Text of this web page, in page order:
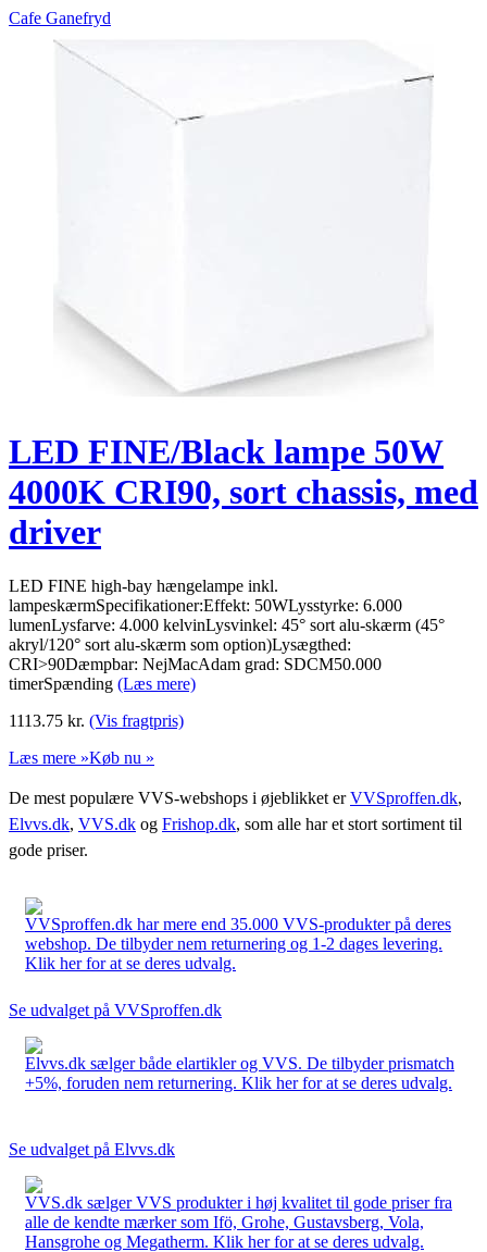
Cafe Ganefryd
LED FINE/Black lampe 50W
4000K CRI90, sort chassis, med
driver
LED FINE high-bay hængelampe inkl.
lampeskærmSpecifikationer:Effekt: 50WLysstyrke: 6.000
lumenLysfarve: 4.000 kelvinLysvinkel: 45° sort alu-skærm (45°
akryl/120° sort alu-skærm som option)Lysægthed:
CRI>90Dæmpbar: NejMacAdam grad: SDCM50.000
timerSpænding (Læs mere)
1113.75 kr. (Vis fragtpris)
Læs mere »Køb nu »
De mest populære VVS-webshops i øjeblikket erVVSproffen.dk,
Elvvs.dk, VVS.dk og Frishop.dk, som alle har et stort sortiment til
gode priser.
VVSproffen.dk har mere end 35.000 VVS-produkter på deres
webshop. De tilbyder nem returnering og 1-2 dages levering.
Klik her for at se deres udvalg.
Se udvalget på VVSproffen.dk
Elvvs.dk sælger både elartikler og VVS. De tilbyder prismatch
+5%, foruden nem returnering. Klik her for at se deres udvalg.
Se udvalget på Elvvs.dk
VVS.dk sælger VVS produkter i høj kvalitet til gode priser fra
alle de kendte mærker som Ifö, Grohe, Gustavsberg, Vola,
Hansgrohe og Megatherm. Klik her for at se deres udvalg.